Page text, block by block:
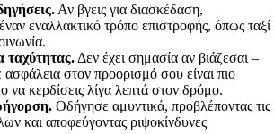
Αν βγεις για διασκέδαση,
εναλλακτικό τρόπο επιστροφής, όπως ταξί
ταχύτητας. Δεν έχει σημασία αν βιάζεσαι –
ασφάλεια στον προορισμό σου είναι πιο
να κερδίσεις λίγα λεπτά στον δρόμο.
Οδήγησε αμυντικά, προβλέποντας τις
και αποφεύγοντας ριψοκίνδυνες